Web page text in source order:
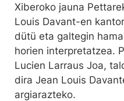
Xiberoko jauna
Louis Davant-en
dütü eta galtegin
horien interpretatzea.
Lucien Larraus Joa,
dira Jean Louis
argiarazteko.